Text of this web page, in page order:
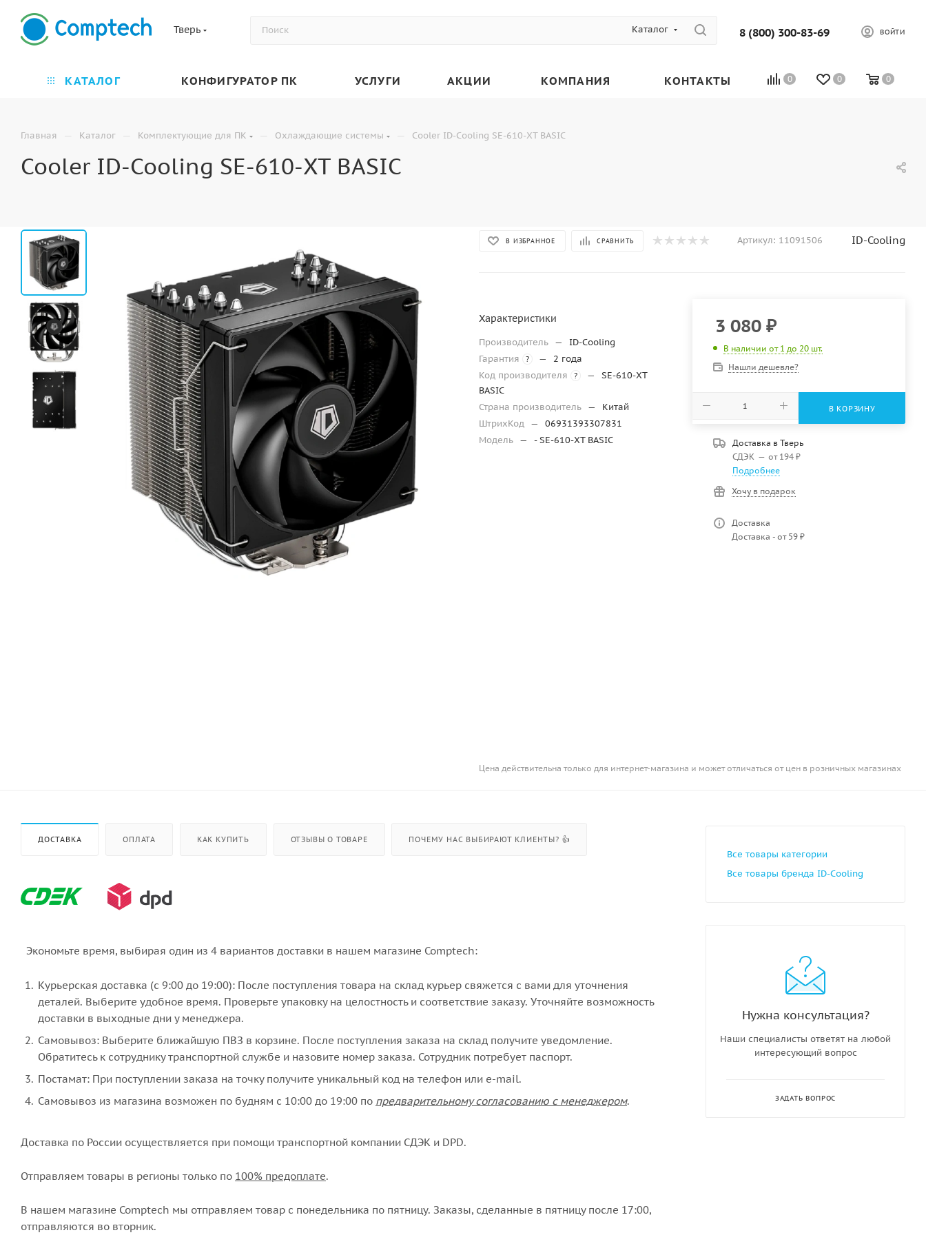
Тверь Каталог 8 (800) 300-83-69 ВОЙТИ
0 0 0
КАТАЛОГ КОНФИГУРАТОР ПК УСЛУГИ АКЦИИ КОМПАНИЯ КОНТАКТЫ
Главная — Каталог — Комплектующие для ПК — Охлаждающие системы — Cooler ID-Cooling SE-610-XT BASIC
Cooler ID-Cooling SE-610-XT BASIC
В ИЗБРАННОЕ СРАВНИТЬ Артикул: 11091506 ID-Cooling
Характеристики
Производитель —
ID-Cooling
Гарантия
? —
2 года
Код производителя
? —
SE-610-XT
BASIC
Страна производитель —
Китай
ШтрихКод —
06931393307831
Модель — - SE-610-XT BASIC
3 080₽
В наличии от 1 до 20 шт.
Нашли дешевле?
В КОРЗИНУ
Доставка в Тверь
СДЭК — от 194 ₽
Подробнее
Хочу в подарок
Доставка
Доставка - от 59 ₽
Цена действительна только для интернет-магазина и может отличаться от цен в розничных магазинах
ДОСТАВКА ОПЛАТА КАК КУПИТЬ ОТЗЫВЫ О ТОВАРЕ ПОЧЕМУ НАС ВЫБИРАЮТ КЛИЕНТЫ? 👍
Экономьте время, выбирая один из 4 вариантов доставки в нашем магазине Comptech:
Курьерская доставка (с 9:00 до 19:00): После поступления товара на склад курьер свяжется с вами для уточнения
деталей. Выберите удобное время. Проверьте упаковку на целостность и соответствие заказу. Уточняйте возможность
доставки в выходные дни у менеджера.
Самовывоз: Выберите ближайшую ПВЗ в корзине. После поступления заказа на склад получите уведомление.
Обратитесь к сотруднику транспортной службе и назовите номер заказа. Сотрудник потребует паспорт.
Постамат: При поступлении заказа на точку получите уникальный код на телефон или e-mail.
Самовывоз из магазина возможен по будням с 10:00 до 19:00 по предварительному согласованию с менеджером.
Доставка по России осуществляется при помощи транспортной компании СДЭК и DPD.
Отправляем товары в регионы только по 100% предоплате.
В нашем магазине Comptech мы отправляем товар с понедельника по пятницу. Заказы, сделанные в пятницу после 17:00,
отправляются во вторник.
Все товары категории
Все товары бренда ID-Cooling
Нужна консультация?
Наши специалисты ответят на любой
интересующий вопрос
ЗАДАТЬ ВОПРОС